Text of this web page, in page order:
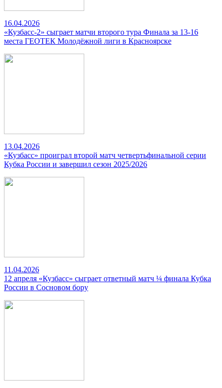
16.04.2026
«Кузбасс-2» сыграет матчи второго тура Финала за 13-16
места ГЕОТЕК Молодёжной лиги в Красноярске
13.04.2026
«Кузбасс» проиграл второй матч четвертьфинальной серии
Кубка России и завершил сезон 2025/2026
11.04.2026
12 апреля «Кузбасс» сыграет ответный матч ¼ финала Кубка
России в Сосновом бору